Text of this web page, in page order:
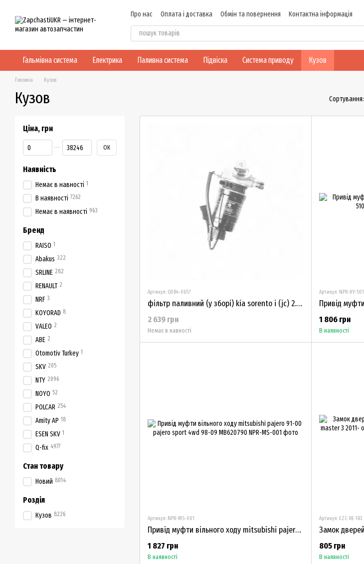
Про нас Оплата і доставка Обмін та повернення
Контактна інформація
Договір публічної оферти
Гальмівна система Електрика Паливна система Підвіска Система приводу Кузов
Головна Кузов
Кузов Сортування:
Артикул: Q084-0657
фільтр паливний (у зборі) kia sorento i (jc) 2.5 crdi (d4cb) 2002.08-31970-3e100
2 639 грн
Немає в навності
Артикул: NPR-HY-501
1 806 грн
В наявності
Артикул: NPR-MS-001
Привід муфти вільного ходу mitsubishi pajero 91-00 pajero sport 4wd 98-09 MB620790
1 827 грн
В наявності
Артикул: EZC-RE-183
805 грн
В наявності
Ціна, грн
Від Ціна, грн
До Ціна, грн ОК
Наявність
Немає в навності 1
В наявності 7262
Немає в наявності 963
Бренд
RAISO 1
Abakus 322
SRLINE 282
RENAULT 2
NRF 3
KOYORAD 8
VALEO 2
ABE 2
Otomotiv Turkey 1
SKV 205
NTY 2096
NOYO 52
POLCAR 254
Amity AP 18
ESEN SKV 1
Q-fix 4977
Стан товару
Новий 8014
Розділ
Кузов 8226